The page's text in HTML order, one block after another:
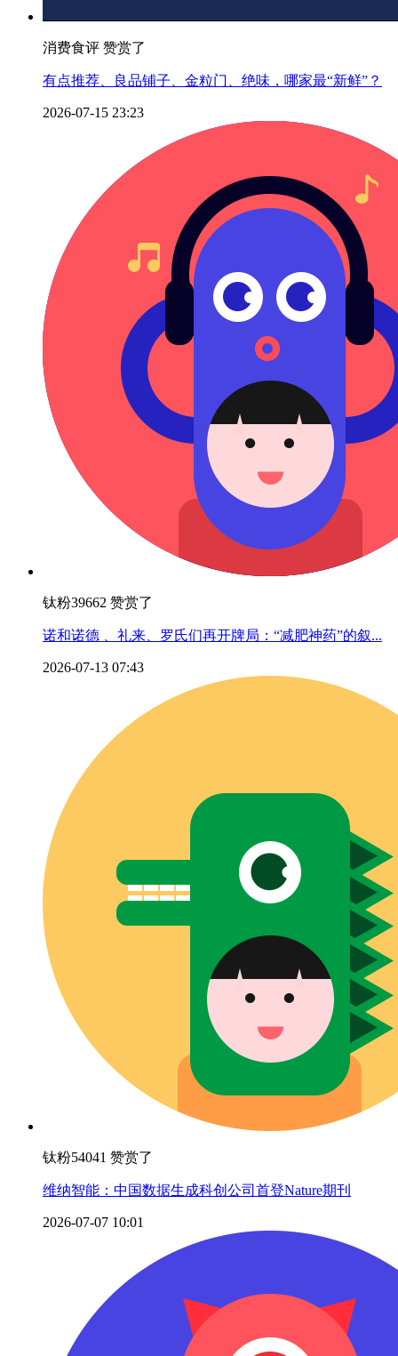
消费食评 赞赏了
有点推荐、良品铺子、金粒门、绝味，哪家最“新鲜”？
2026-07-15 23:23
钛粉39662 赞赏了
诺和诺德 、礼来、罗氏们再开牌局：“减肥神药”的叙...
2026-07-13 07:43
钛粉54041 赞赏了
维纳智能：中国数据生成科创公司首登Nature期刊
2026-07-07 10:01